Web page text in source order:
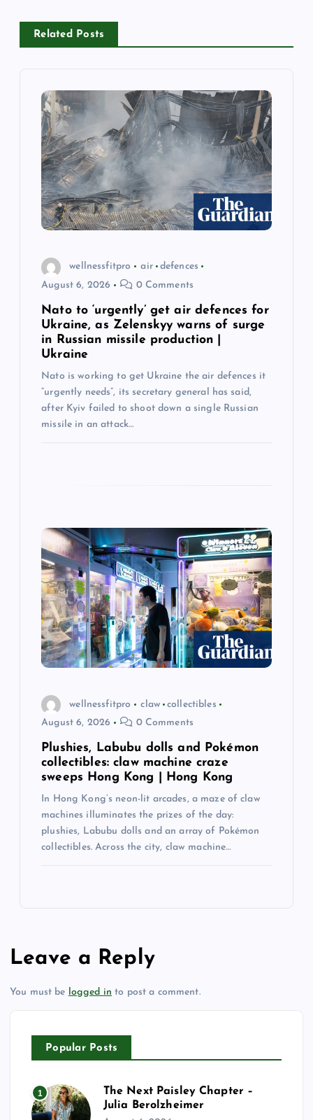
Related Posts
wellnessfitpro air
defences
August 6, 2026
0 Comments
Nato to ‘urgently’ get air defences for
Ukraine, as Zelenskyy warns of surge
in Russian missile production |
Ukraine
Nato is working to get Ukraine the air defences it
“urgently needs”, its secretary general has said,
after Kyiv failed to shoot down a single Russian
missile in an attack…
wellnessfitpro claw
collectibles
August 6, 2026
0 Comments
Plushies, Labubu dolls and Pokémon
collectibles: claw machine craze
sweeps Hong Kong | Hong Kong
In Hong Kong’s neon-lit arcades, a maze of claw
machines illuminates the prizes of the day:
plushies, Labubu dolls and an array of Pokémon
collectibles. Across the city, claw machine…
Leave a Reply
You must be logged in to post a comment.
Popular Posts
1
The Next Paisley Chapter –
Julia Berolzheimer